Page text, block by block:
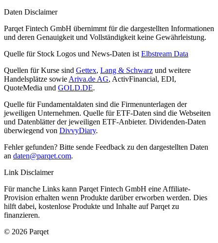
Daten Disclaimer
Parqet Fintech GmbH übernimmt für die dargestellten Informationen
und deren Genauigkeit und Vollständigkeit keine Gewährleistung.
Quelle für Stock Logos und News-Daten ist Elbstream Data
Quellen für Kurse sind Gettex, Lang & Schwarz und weitere
Handelsplätze sowie Ariva.de AG, ActivFinancial, EDI,
QuoteMedia und GOLD.DE.
Quelle für Fundamentaldaten sind die Firmenunterlagen der
jeweiligen Unternehmen. Quelle für ETF-Daten sind die Webseiten
und Datenblätter der jeweiligen ETF-Anbieter. Dividenden-Daten
überwiegend von DivvyDiary.
Fehler gefunden? Bitte sende Feedback zu den dargestellten Daten
an daten@parqet.com.
Link Disclaimer
Für manche Links kann Parqet Fintech GmbH eine Affiliate-
Provision erhalten wenn Produkte darüber erworben werden. Dies
hilft dabei, kostenlose Produkte und Inhalte auf Parqet zu
finanzieren.
© 2026 Parqet